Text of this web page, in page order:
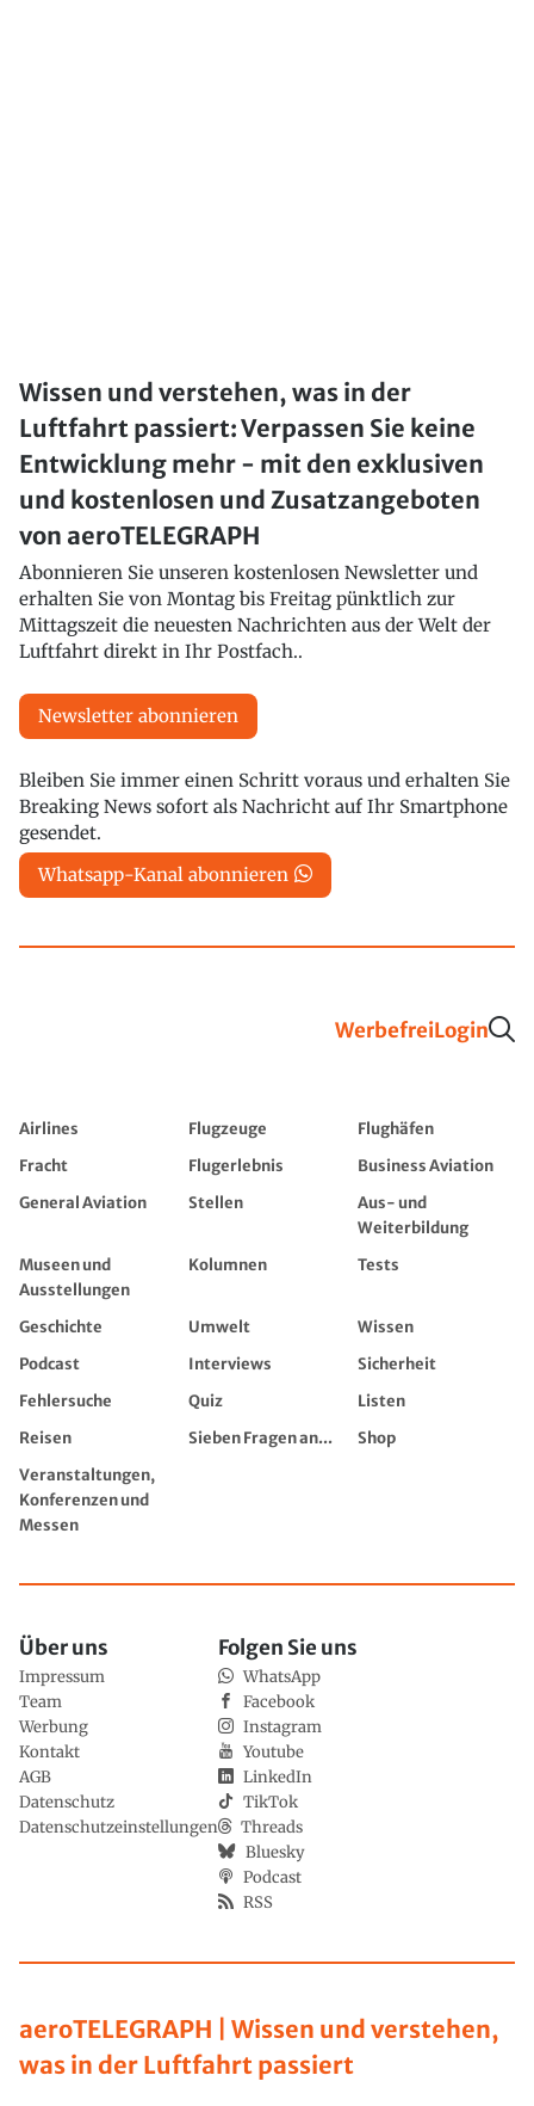
Wissen und verstehen, was in der
Luftfahrt passiert: Verpassen Sie keine
Entwicklung mehr - mit den exklusiven
und kostenlosen und Zusatzangeboten
von aeroTELEGRAPH
Abonnieren Sie unseren kostenlosen Newsletter und
erhalten Sie von Montag bis Freitag pünktlich zur
Mittagszeit die neuesten Nachrichten aus der Welt der
Luftfahrt direkt in Ihr Postfach..
Newsletter abonnieren
Bleiben Sie immer einen Schritt voraus und erhalten Sie
Breaking News sofort als Nachricht auf Ihr Smartphone
gesendet.
Whatsapp-Kanal abonnieren
WerbefreiLogin
Airlines Flugzeuge
Flughäfen
Fracht
Flugerlebnis
Business Aviation
General Aviation
Stellen
Aus- und
Weiterbildung
Museen und
Ausstellungen
Kolumnen Tests
Geschichte Umwelt
Wissen
Podcast
Interviews
Sicherheit
Fehlersuche
Quiz
Listen
Reisen
Sieben Fragen an...
Shop
Veranstaltungen,
Konferenzen und
Messen
aeroTELEGRAPH | Wissen und verstehen,
was in der Luftfahrt passiert
Über uns
Impressum
Team
Werbung
Kontakt
AGB
Datenschutz
Datenschutzeinstellungen
Folgen Sie uns
WhatsApp
Facebook
Instagram
Youtube
LinkedIn
TikTok
Threads
Bluesky
Podcast
RSS